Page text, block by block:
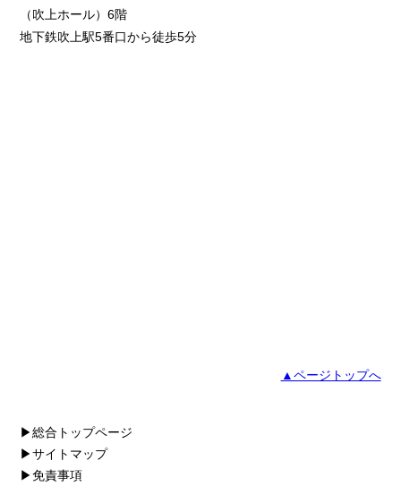
（吹上ホール）6階
地下鉄吹上駅5番口から徒歩5分
▲ページトップへ
▶総合トップページ
▶サイトマップ
▶免責事項